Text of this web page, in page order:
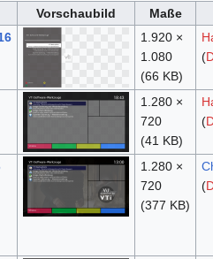
Vorschaubild
Maße
1.920 ×
1.080
(66 KB)
(
1.280 ×
720
(41 KB)
(
1.280 ×
720
(377 KB)
(